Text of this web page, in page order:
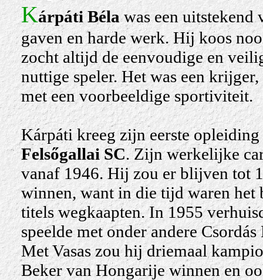
Kárpáti Bélawas een uitstekend
gaven en harde werk. Hij koos
zocht altijd de eenvoudige en
nuttige speler. Het was een
met een voorbeeldige sportiviteit.
Kárpáti kreeg zijn eerste
Felsőgallai SC. Zijn werkelijke
vanaf 1946. Hij zou er blijven tot
winnen, want in die tijd waren het
titels wegkaapten. In 1955
speelde met onder andere
Met Vasas zou hij driemaal
Beker van Hongarije winnen en